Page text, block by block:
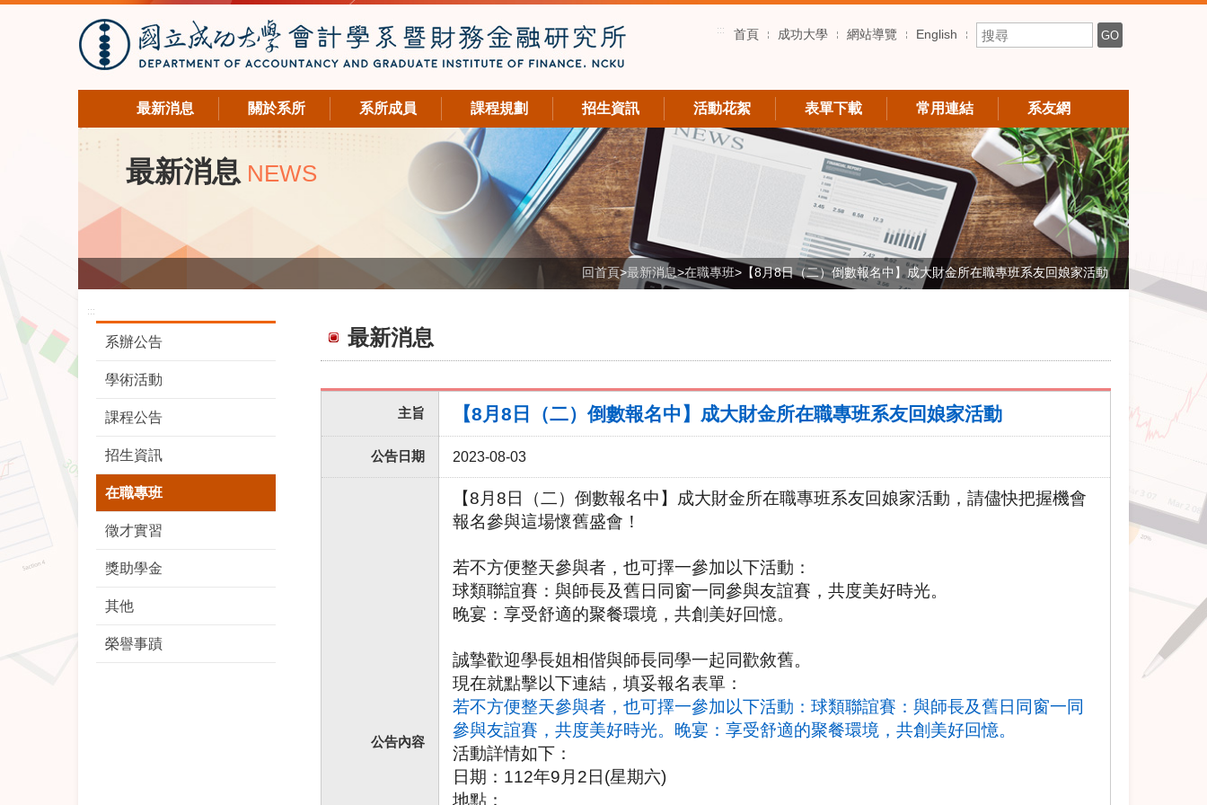
::: 首頁 成功大學 網站導覽 English 搜尋關鍵字 GO
最新消息 關於系所 系所成員 課程規劃 招生資訊 活動花絮 表單下載 常用連結 系友網
最新消息 NEWS
回首頁>最新消息>在職專班>【8月8日（二）倒數報名中】成大財金所在職專班系友回娘家活動
:::
系辦公告
學術活動
課程公告
招生資訊
在職專班
徵才實習
獎助學金
其他
榮譽事蹟
最新消息
主旨 【8月8日（二）倒數報名中】成大財金所在職專班系友回娘家活動
公告日期 2023-08-03
公告內容
【8月8日（二）倒數報名中】成大財金所在職專班系友回娘家活動，請儘快把握機會
報名參與這場懷舊盛會！
若不方便整天參與者，也可擇一參加以下活動：
球類聯誼賽：與師長及舊日同窗一同參與友誼賽，共度美好時光。
晚宴：享受舒適的聚餐環境，共創美好回憶。
誠摯歡迎學長姐相偕與師長同學一起同歡敘舊。
現在就點擊以下連結，填妥報名表單：
若不方便整天參與者，也可擇一參加以下活動：球類聯誼賽：與師長及舊日同窗一同
參與友誼賽，共度美好時光。晚宴：享受舒適的聚餐環境，共創美好回憶。
活動詳情如下：
日期：112年9月2日(星期六)
地點：